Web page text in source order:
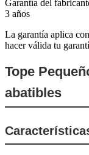
Garantía del
3 años
La garantía aplica
hacer válida tu
Tope
abatibles